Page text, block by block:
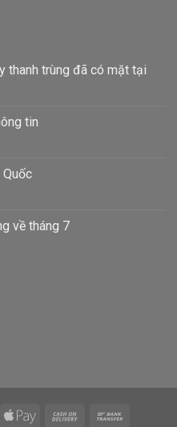
thanh trùng đã có mặt tại
tin
Quốc
về tháng 7